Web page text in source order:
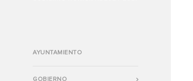
AYUNTAMIENTO
GOBIERNO